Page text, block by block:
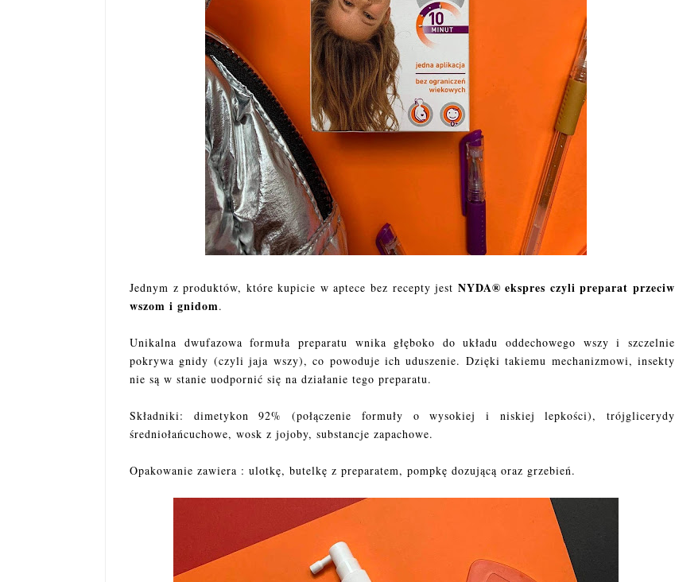
Jednym z produktów, które kupicie w aptece bez recepty jest NYDA® ekspres czyli preparat przeciw
wszom i gnidom.
Unikalna dwufazowa formuła preparatu wnika głęboko do układu oddechowego wszy i szczelnie
pokrywa gnidy (czyli jaja wszy), co powoduje ich uduszenie. Dzięki takiemu mechanizmowi, insekty
nie są w stanie uodpornić się na działanie tego preparatu.
Składniki: dimetykon 92% (połączenie formuły o wysokiej i niskiej lepkości), trójglicerydy
średniołańcuchowe, wosk z jojoby, substancje zapachowe.
Opakowanie zawiera : ulotkę, butelkę z preparatem, pompkę dozującą oraz grzebień.